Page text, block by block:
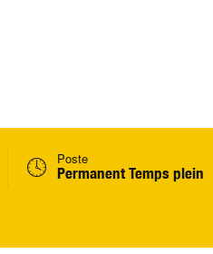
Poste
Permanent Temps plein